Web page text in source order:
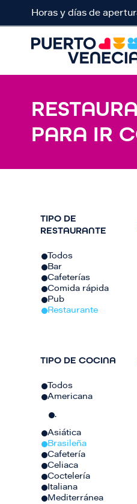
Horas y días de
PARA IR
TIPO DE
RESTAURANTE
Todos
Bar
Cafeterías
Comida rápida
Pub
Restaurante
TIPO DE COCINA
Todos
Americana
.
Asiática
Brasileña
Cafetería
Celiaca
Coctelería
Italiana
Mediterránea